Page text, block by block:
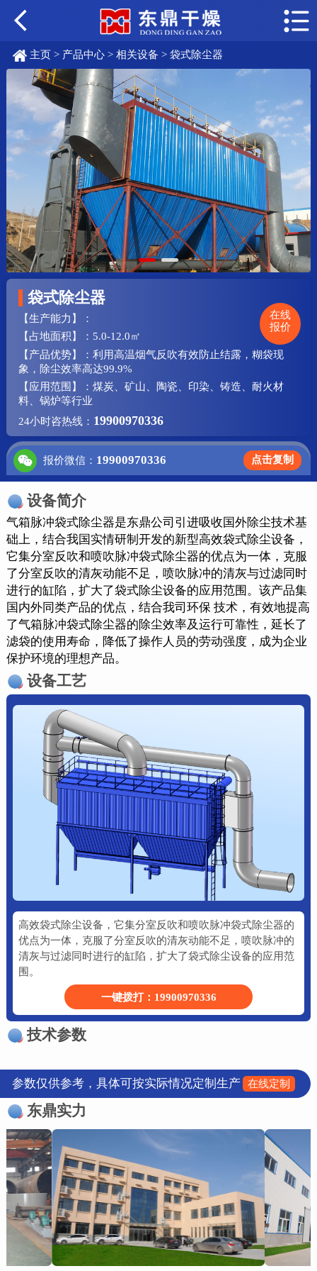
主页> 产品中心> 相关设备 > 袋式除尘器
袋式除尘器
【生产能力】：
【占地面积】：5.0-12.0㎡
【产品优势】：利用高温烟气反吹有效防止结露，糊袋现
象，除尘效率高达99.9%
【应用范围】：煤炭、矿山、陶瓷、印染、铸造、耐火材
料、锅炉等行业
在线
报价
24小时咨热线： 19900970336
报价微信： 19900970336 点击复制
设备简介
气箱脉冲袋式除尘器是东鼎公司引进吸收国外除尘技术基
础上，结合我国实情研制开发的新型高效袋式除尘设备，
它集分室反吹和喷吹脉冲袋式除尘器的优点为一体，克服
了分室反吹的清灰动能不足，喷吹脉冲的清灰与过滤同时
进行的缸陷，扩大了袋式除尘设备的应用范围。该产品集
国内外同类产品的优点，结合我司环保 技术，有效地提高
了气箱脉冲袋式除尘器的除尘效率及运行可靠性，延长了
滤袋的使用寿命，降低了操作人员的劳动强度，成为企业
保护环境的理想产品。
设备工艺
高效袋式除尘设备，它集分室反吹和喷吹脉冲袋式除尘器的
优点为一体，克服了分室反吹的清灰动能不足，喷吹脉冲的
清灰与过滤同时进行的缸陷，扩大了袋式除尘设备的应用范
围。
一键拨打：19900970336
技术参数
参数仅供参考，具体可按实际情况定制生产 在线定制
东鼎实力